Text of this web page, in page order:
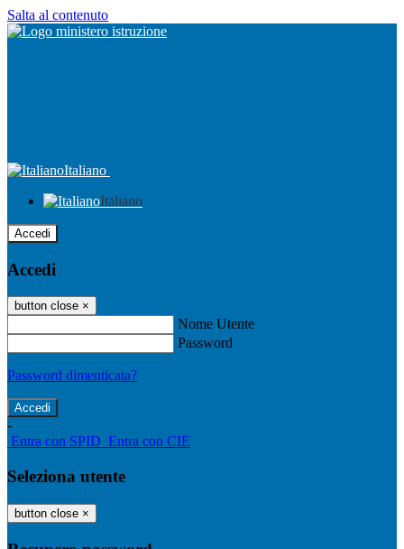
Salta al contenuto
Italiano
Italiano
Accedi
Accedi
button close ×
Nome Utente
Password
Password dimenticata?
-
Entra con SPID Entra con CIE
Seleziona utente
button close ×